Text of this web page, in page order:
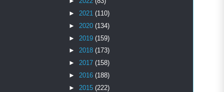
► 2021 (110)
► 2020 (134)
► 2019 (159)
► 2018 (173)
► 2017 (158)
► 2016 (188)
► 2015 (222)